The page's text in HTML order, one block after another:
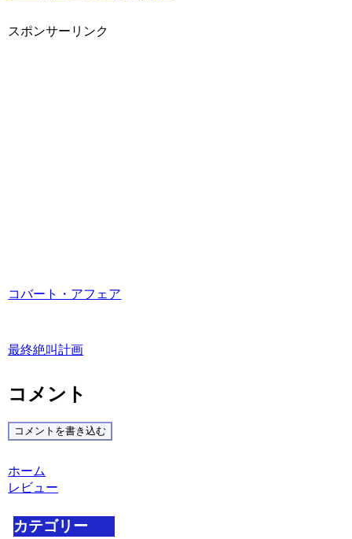
スポンサーリンク
コバート・アフェア
最終絶叫計画
コメント
コメントを書き込む
ホーム
レビュー
カテゴリー